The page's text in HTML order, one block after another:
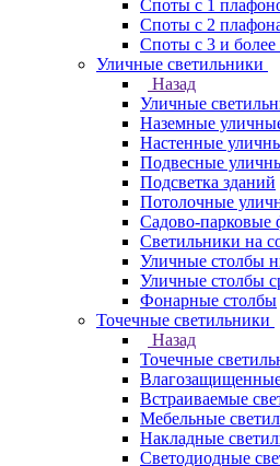
Споты с 1
Споты с 2
Споты с 3 и
Уличные светильники
Назад
Уличные
Наземные
Настенные
Подвесные
Подсветка зданий
Потолочные
Садово-парковые
Светильники на
Уличные столбы
Уличные столбы
Фонарные столбы
Точечные светильники
Назад
Точечные
Встраиваемые
Мебельные
Накладные
Светодиодные